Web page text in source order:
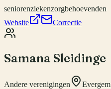
seniorenziekenzorgbehoevenden
Website
Correctie
Samana Sleidinge
Andere verenigingen
Evergem